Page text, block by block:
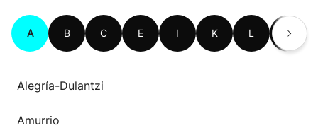
A B C E I K L M
Alegría-Dulantzi
Amurrio